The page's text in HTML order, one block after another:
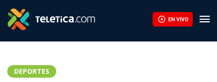
EN VIVO
DEPORTES